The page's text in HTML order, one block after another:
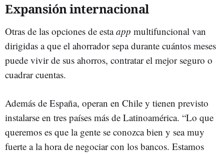
Expansión internacional
Otras de las opciones de estaapp multifuncional van
dirigidas a que el ahorrador sepa durante cuántos meses
puede vivir de sus ahorros, contratar el mejor seguro o
cuadrar cuentas.
Además de España, operan en Chile y tienen previsto
instalarse en tres países más de Latinoamérica. “Lo que
queremos es que la gente se conozca bien y sea muy
fuerte a la hora de negociar con los bancos. Estamos